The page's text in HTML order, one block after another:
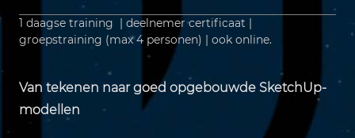
1 daagse training | deelnemer certificaat |
groepstraining (max 4 personen) | ook online.
Van tekenen naar goed opgebouwde SketchUp-
modellen